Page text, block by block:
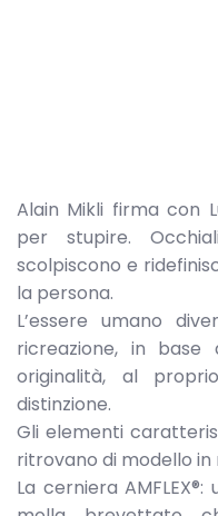
Alain Mikli firma con
per stupire.
scolpiscono e
la persona.
L’essere umano
ricreazione, in
originalità, al
distinzione.
Gli elementi
ritrovano di modello in
La cerniera